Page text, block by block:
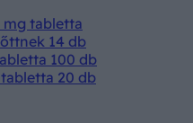
mg tabletta
14 db
100 db
20 db